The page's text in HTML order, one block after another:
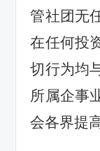
管社团无
在任何投
切行为均
所属企事
会各界提